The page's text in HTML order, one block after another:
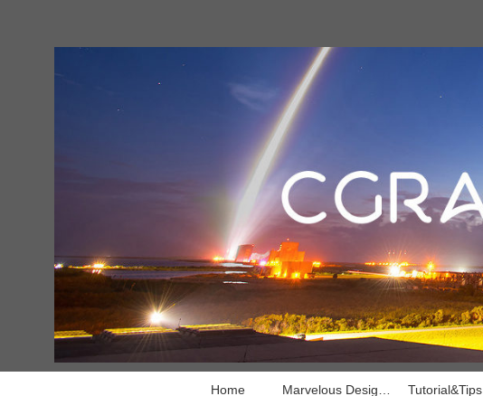
Home Tutorial&Tips